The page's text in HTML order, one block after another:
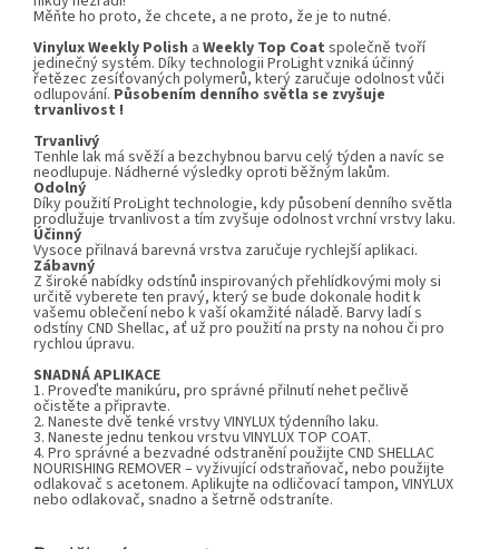
Měňte ho proto, že chcete, a ne proto, že je to nutné.
VinyluxWeekly Polish a Weekly Top Coat společně tvoří
jedinečný systém. Díky technologii ProLight vzniká účinný
řetězec zesíťovaných polymerů, který zaručuje odolnost vůči
odlupování. Působením denního světla se zvyšuje
trvanlivost !
Trvanlivý
Tenhle lak má svěží a bezchybnou barvu celý týden a navíc se
neodlupuje. Nádherné výsledky oproti běžným lakům.
Odolný
Díky použití ProLight technologie, kdy působení denního světla
prodlužuje trvanlivost a tím zvyšuje odolnost vrchní vrstvy laku.
Účinný
Vysoce přilnavá barevná vrstva zaručuje rychlejší aplikaci.
Zábavný
Z široké nabídky odstínů inspirovaných přehlídkovými moly si
určitě vyberete ten pravý, který se bude dokonale hodit k
vašemu oblečení nebo k vaší okamžité náladě. Barvy ladí s
odstíny CND Shellac, ať už pro použití na prsty na nohou či pro
rychlou úpravu.
SNADNÁ APLIKACE
1. Proveďte manikúru, pro správné přilnutí nehet pečlivě
očistěte a připravte.
2. Naneste dvě tenké vrstvy VINYLUX týdenního laku.
3. Naneste jednu tenkou vrstvu VINYLUX TOP COAT.
4. Pro správné a bezvadné odstranění použijte CND SHELLAC
NOURISHING REMOVER – vyživující odstraňovač, nebo použijte
odlakovač s acetonem. Aplikujte na odličovací tampon, VINYLUX
nebo odlakovač, snadno a šetrně odstraníte.